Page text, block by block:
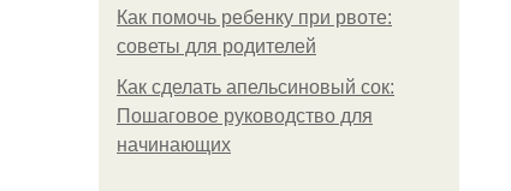
Как помочь ребенку при рвоте:
советы для родителей
Как сделать апельсиновый сок:
Пошаговое руководство для
начинающих